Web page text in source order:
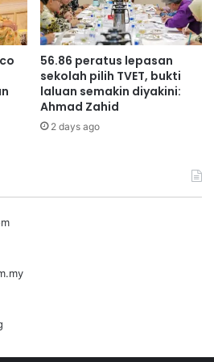
transformasi digital
Kerajaan Negeri diteruskan
menekankan reformasi bidang
dalam sektor awam.
keperluan semasa dan hala
bagi memastikan
lebih cekap, responsif dan
dan AI dalam pengurusan
56.86 peratus lepasan
sekolah pilih TVET, bukti
laluan semakin diyakini:
Ahmad Zahid
2 days ago